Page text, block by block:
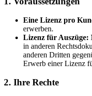
Eine Lizenz pro
erwerben.
Lizenz für Auszüge:
in anderen
anderen Dritten
Erwerb einer Lizenz
2. Ihre Rechte